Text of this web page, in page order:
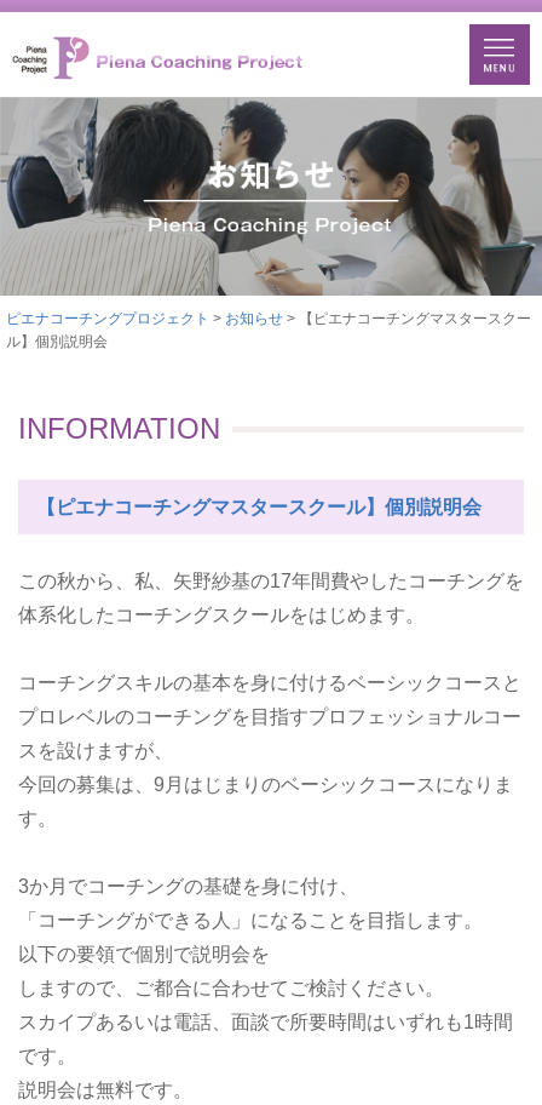
ピエナコーチングプロジェクト > お知らせ > 【ピエナコーチングマスタースクー
ル】個別説明会
INFORMATION
【ピエナコーチングマスタースクール】個別説明会
この秋から、私、矢野紗基の17年間費やしたコーチングを
体系化したコーチングスクールをはじめます。
コーチングスキルの基本を身に付けるベーシックコースと
プロレベルのコーチングを目指すプロフェッショナルコー
スを設けますが、
今回の募集は、9月はじまりのベーシックコースになりま
す。
3か月でコーチングの基礎を身に付け、
「コーチングができる人」になることを目指します。
以下の要領で個別で説明会を
しますので、ご都合に合わせてご検討ください。
スカイプあるいは電話、面談で所要時間はいずれも1時間
です。
説明会は無料です。